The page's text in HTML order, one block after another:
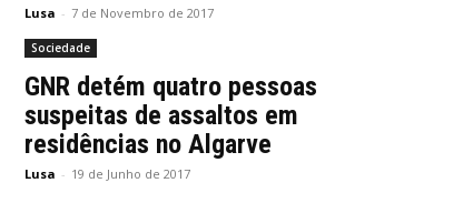
Lusa - 7 de Novembro de 2017
Sociedade
GNR detém quatro pessoas
suspeitas de assaltos em
residências no Algarve
Lusa - 19 de Junho de 2017